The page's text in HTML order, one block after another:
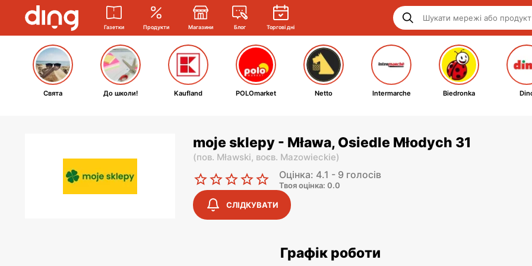
Газетки Продукти Магазини Блог Торгові дні
Свята До школи! Kaufland POLOmarket Netto Intermarche Biedronka
moje sklepy - Mława, Osiedle Młodych 31
(пов. Mławski, воєв. Mazowieckie)
Оцінка: 4.1 - 9 голосів
Твоя оцінка: 0.0
СЛІДКУВАТИ
Графік роботи